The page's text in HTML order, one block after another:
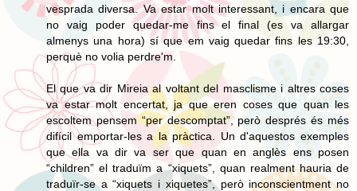
vesprada diversa. Va estar molt interessant, i encara que
no vaig poder quedar-me fins el final (es va allargar
almenys una hora) sí que em vaig quedar fins les 19:30,
perquè no volia perdre'm.
El que va dir Mireia al voltant del masclisme i altres coses
va estar molt encertat, ja que eren coses que quan les
escoltem pensem “per descomptat”, però després és més
difícil emportar-les a la pràctica. Un d'aquestos exemples
que ella va dir va ser que quan en anglès ens posen
“children” el traduïm a “xiquets”, quan realment hauria de
traduïr-se a “xiquets i xiquetes”, però inconscientment no